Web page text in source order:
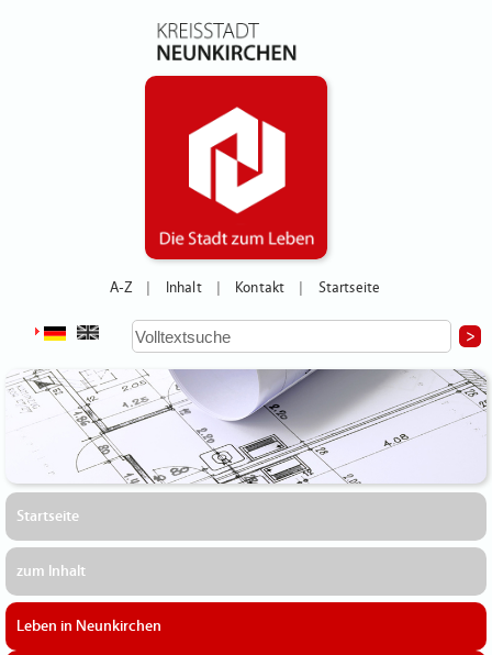
A-Z Inhalt Kontakt Startseite
Startseite
zum Inhalt
Leben in Neunkirchen